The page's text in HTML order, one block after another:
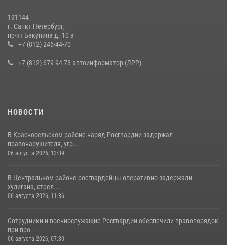
191144
г. Санкт Петербург,
пр-кт Бакунина д. 10 а
+7 (812) 246-44-70
+7 (812) 679-94-73 автоинформатор (ЛРР)
НОВОСТИ
В Красносельском районе наряд Росгвардии задержал
правонарушителя, угр...
06 августа 2026, 13:39
В Центральном районе росгвардейцы оперативно задержали
хулигана, стрел...
06 августа 2026, 11:36
Сотрудники и военнослужащие Росгвардии обеспечили правопорядок
при про...
06 августа 2026, 07:30